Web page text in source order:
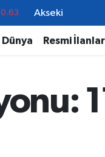
0.02
%70
Akseki
Dünya Resmi İlanlar